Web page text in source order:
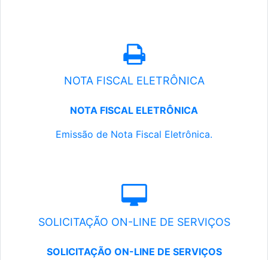
NOTA FISCAL ELETRÔNICA
NOTA FISCAL ELETRÔNICA
Emissão de Nota Fiscal Eletrônica.
SOLICITAÇÃO ON-LINE DE SERVIÇOS
SOLICITAÇÃO ON-LINE DE SERVIÇOS